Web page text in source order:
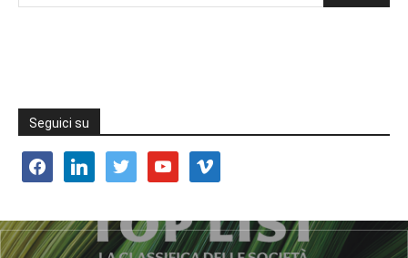
Seguici su
facebooklinkedin twitter youtube vimeo